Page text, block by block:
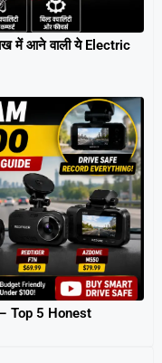
में आने वाली ये Electric
Top 5 Honest